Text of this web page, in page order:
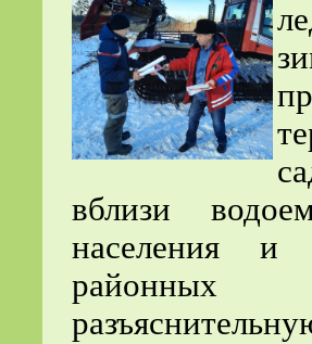
вблизи
населения и
районных